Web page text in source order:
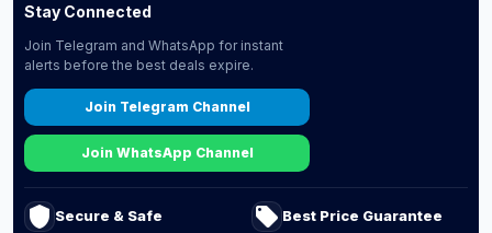
Stay Connected
Join Telegram and WhatsApp for instant
alerts before the best deals expire.
Join Telegram Channel
Join WhatsApp Channel
shield Secure & Safe local_offer Best Price Guarantee